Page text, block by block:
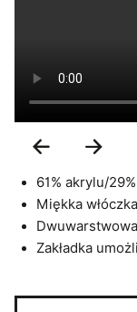
Previous
Slide
61% akrylu/
Miękka
Zakładka